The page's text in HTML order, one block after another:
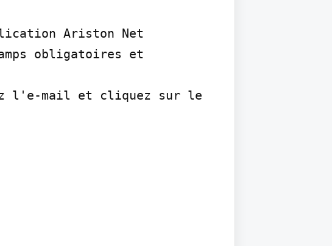
Ariston Net
obligatoires et
l'e-mail et cliquez sur le